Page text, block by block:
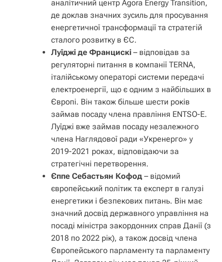
аналітичний центр Agora Energy Transition,
де доклав значних зусиль для просування
енергетичної трансформації та стратегій
сталого розвитку в ЄС.
Луїджі де Францискі – відповідав за
регуляторні питання в компанії TERNA,
італійському операторі системи передачі
електроенергії, що є одним з найбільших в
Європі. Він також більше шести років
займав посаду члена правління ENTSO-E.
Луїджі вже займав посаду незалежного
члена Наглядової ради «Укренерго» у
2019-2021 роках, відповідаючи за
стратегічні перетворення.
Єппе Себастьян Кофод – відомий
європейський політик та експерт в галузі
енергетики і безпекових питань. Він має
значний досвід державного управління на
посаді міністра закордонних справ Данії (з
2018 по 2022 рік), а також досвід члена
Європейського парламенту та парламенту